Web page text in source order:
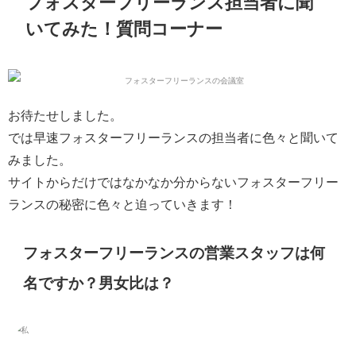
いてみた！質問コーナー
お待たせしました。
では早速フォスターフリーランスの担当者に色々と聞いて
みました。
サイトからだけではなかなか分からないフォスターフリー
ランスの秘密に色々と迫っていきます！
フォスターフリーランスの営業スタッフは何
名ですか？男女比は？